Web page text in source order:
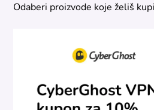
Odaberi proizvode koje želiš